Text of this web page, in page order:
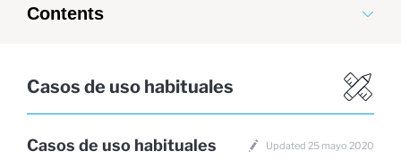
Contents
Casos de uso habituales
Casos de uso habituales Updated 25 mayo 2020